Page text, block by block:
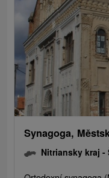
Synagoga,
Nitriansky kraj -